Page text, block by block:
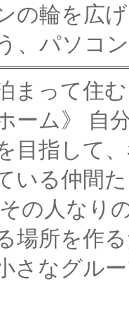
の輪を広
、パソコ
まって住
ーム》 自
目指して
いる仲間
の人なり
場所を作
さなグル